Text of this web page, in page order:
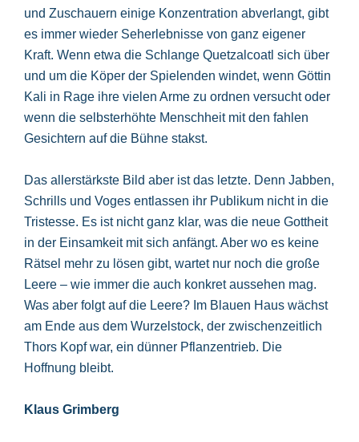
und Zuschauern einige Konzentration abverlangt, gibt
es immer wieder Seherlebnisse von ganz eigener
Kraft. Wenn etwa die Schlange Quetzalcoatl sich über
und um die Köper der Spielenden windet, wenn Göttin
Kali in Rage ihre vielen Arme zu ordnen versucht oder
wenn die selbsterhöhte Menschheit mit den fahlen
Gesichtern auf die Bühne stakst.
Das allerstärkste Bild aber ist das letzte. Denn Jabben,
Schrills und Voges entlassen ihr Publikum nicht in die
Tristesse. Es ist nicht ganz klar, was die neue Gottheit
in der Einsamkeit mit sich anfängt. Aber wo es keine
Rätsel mehr zu lösen gibt, wartet nur noch die große
Leere – wie immer die auch konkret aussehen mag.
Was aber folgt auf die Leere? Im Blauen Haus wächst
am Ende aus dem Wurzelstock, der zwischenzeitlich
Thors Kopf war, ein dünner Pflanzentrieb. Die
Hoffnung bleibt.
Klaus Grimberg